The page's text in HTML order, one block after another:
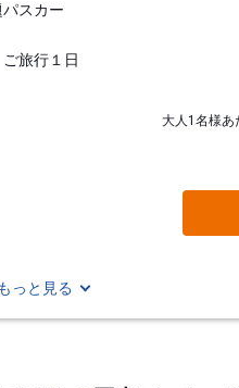
スカー
旅行１日
大人1名様あ
っと見る